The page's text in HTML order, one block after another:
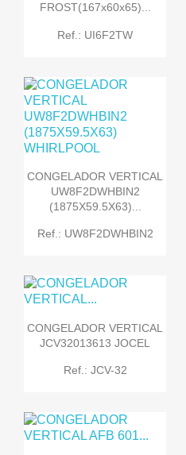
FROST(167x60x65)...
Ref.: UI6F2TW
CONGELADOR VERTICAL
UW8F2DWHBIN2
(1875X59.5X63)...
Ref.: UW8F2DWHBIN2
CONGELADOR VERTICAL
JCV32013613 JOCEL
Ref.: JCV-32